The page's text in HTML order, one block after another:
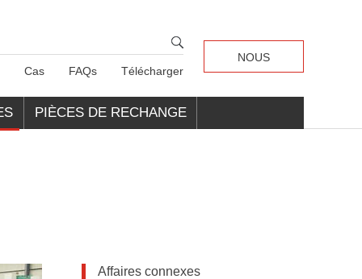
NOUS
Cas FAQs Télécharger
PIÈCES DE RECHANGE
Affaires connexes